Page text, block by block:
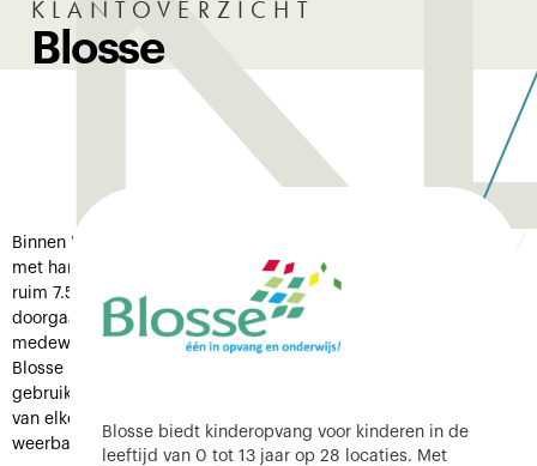
KLANTOVERZICHT
Blosse
Blosse biedt kinderopvang voor kinderen in de
leeftijd van 0 tot 13 jaar op 28 locaties. Met
Binnen Blosse zijn zo’n 1.200 medewerkers werkzaam, die zich
met hart en ziel inzetten om de opvang en het onderwijs voor
ruim 7.500 kinderen te verzorgen. Omdat zij geloven in de
doorgaande lijn voor kinderen van 0 tot 13 jaar, werken hun
medewerkers vanuit onderwijs en opvang nauw samen in de
Blosse kindcentra en op het servicebureau. Met een open vizier
gebruiken ze de aangeboren nieuwsgierigheid. Samen leren ze
van elke stap en bouwen ze aan een wereld vol gelukkige en
weerbare kinderen.